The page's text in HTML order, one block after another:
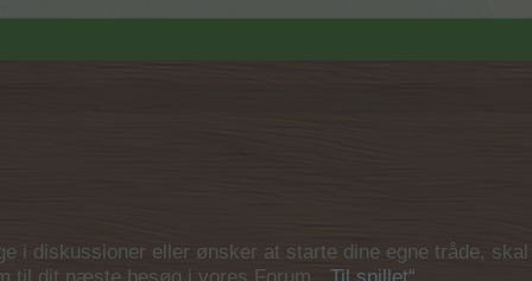
i diskussioner eller ønsker at starte dine egne tråde,